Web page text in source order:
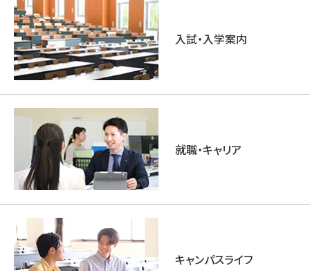
入試・入学案内
就職・キャリア
キャンパスライフ